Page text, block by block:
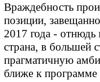
Враждебность
позиции,
2017 года -
страна, в большей
прагматичную
ближе к